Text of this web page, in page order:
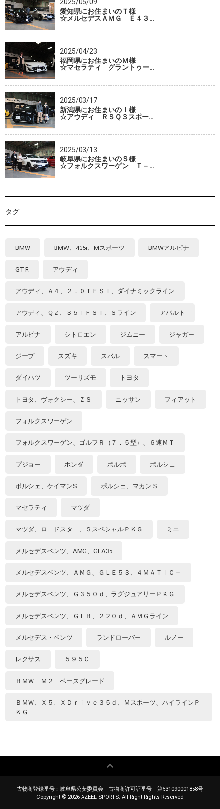
2025/05/09
愛知県にお住まいのＴ様
☆メルセデスＡＭＧ Ｅ４３…
2025/04/23
福岡県にお住まいのＭ様
☆マセラティ グラントゥー…
2025/03/17
新潟県にお住まいのＩ様
☆アウディ ＲＳＱ３スポー…
2025/03/13
岐阜県にお住まいのＳ様
☆フォルクスワーゲン Ｔ－…
タグ
BMW BMW、435i、Mスポーツ BMWアルピナ
GT-R アウディ
アウディ、Ａ４、２．０ＴＦＳＩ、ダイナミックライン
アウディ、Ｑ２、３５ＴＦＳＩ、Ｓライン アバルト
アルピナ シトロエン ジムニー ジャガー
ジープ スズキ スバル スマート
ダイハツ ツーリズモ トヨタ
トヨタ、ヴォクシー、ＺＳ ニッサン フィアット
フォルクスワーゲン
フォルクスワーゲン、ゴルフＲ（７．５型）、６速ＭＴ
プジョー ホンダ ボルボ ポルシェ
ポルシェ、ケイマンS ポルシェ、マカンＳ
マセラティ マツダ
マツダ、ロードスター、ＳスペシャルＰＫＧ ミニ
メルセデスベンツ、AMG、GLA35
メルセデスベンツ、ＡＭＧ、ＧＬＥ５３、４ＭＡＴＩＣ＋
メルセデスベンツ、Ｇ３５０ｄ、ラグジュアリーＰＫＧ
メルセデスベンツ、ＧＬＢ、２２０ｄ、ＡＭＧライン
メルセデス・ベンツ ランドローバー ルノー
レクサス ５９５Ｃ
ＢＭＷ Ｍ２ ベースグレード
ＢＭＷ、Ｘ５、ＸＤｒｉｖｅ３５ｄ、Ｍスポーツ、ハイラインＰ
ＫＧ
古物商登録番号：岐阜県公安委員会 古物商許可証番号 第531090001858号
Copyright © 2026 AZEEL SPORTS. All Right Rights Reserved